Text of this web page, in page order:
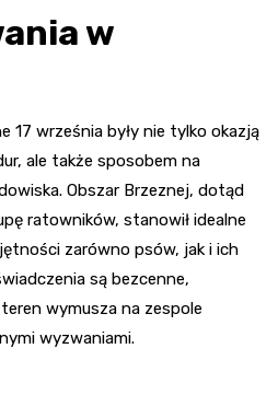
w
17 września były nie tylko okazją
ale także sposobem na
Obszar Brzeznej, dotąd
ratowników, stanowił idealne
zarówno psów, jak i ich
są bezcenne,
wymusza na zespole
wyzwaniami.